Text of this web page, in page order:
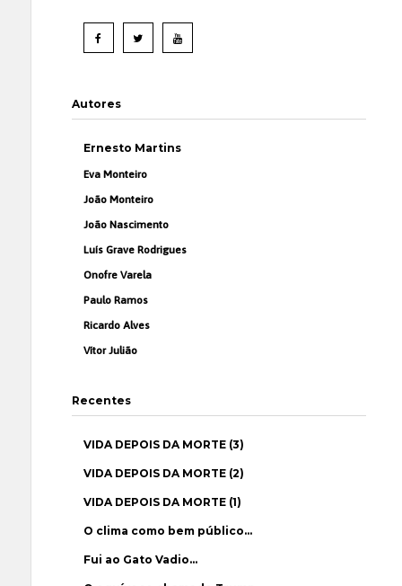
Autores
Ernesto Martins
Eva Monteiro
João Monteiro
João Nascimento
Luís Grave Rodrigues
Onofre Varela
Paulo Ramos
Ricardo Alves
Vítor Julião
Recentes
VIDA DEPOIS DA MORTE (3)
VIDA DEPOIS DA MORTE (2)
VIDA DEPOIS DA MORTE (1)
O clima como bem público…
Fui ao Gato Vadio…